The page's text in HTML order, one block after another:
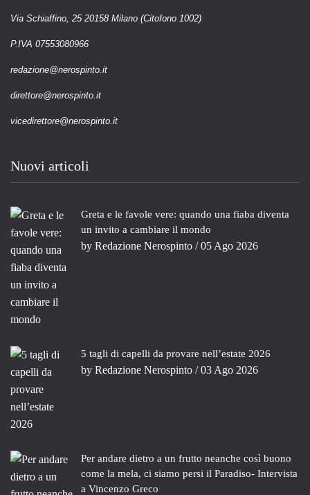
Via Schiaffino, 25 20158 Milano (Citofono 1002)
P.IVA 07553080966
redazione@nerospinto.it
direttore@nerospinto.it
vicedirettore@nerospinto.it
Nuovi articoli
Greta e le favole vere: quando una fiaba diventa
un invito a cambiare il mondo
by Redazione Nerospinto / 05 Ago 2026
5 tagli di capelli da provare nell’estate 2026
by Redazione Nerospinto / 03 Ago 2026
Per andare dietro a un frutto neanche così buono
come la mela, ci siamo persi il Paradiso- Intervista
a Vincenzo Greco